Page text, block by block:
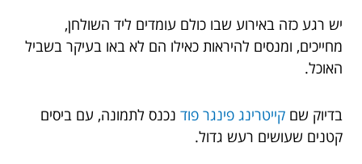
יש רגע כזה באירוע שבו כולם עומדים ליד השולחן,
מחייכים, ומנסים להיראות כאילו הם לא באו בעיקר בשביל
האוכל.
בדיוק שם קייטרינג פינגר פוד נכנס לתמונה, עם ביסים
קטנים שעושים רעש גדול.